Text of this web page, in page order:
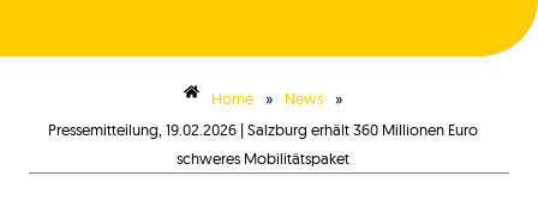
Home » News »
Pressemitteilung, 19.02.2026 | Salzburg erhält 360 Millionen Euro
schweres Mobilitätspaket